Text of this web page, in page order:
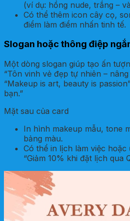
(ví dụ: hồng nude, trắng –
Có thể thêm icon cây cọ,
điểm làm điểm nhấn tinh tế.
Slogan hoặc thông điệp
Một dòng slogan giúp tạo ấn
“Tôn vinh vẻ đẹp tự nhiên –
“Makeup is art, beauty is
bạn.”
Mặt sau của card
In hình makeup mẫu, tone
bảng màu.
Có thể in lịch làm việc hoặc
“Giảm 10% khi đặt lịch qua